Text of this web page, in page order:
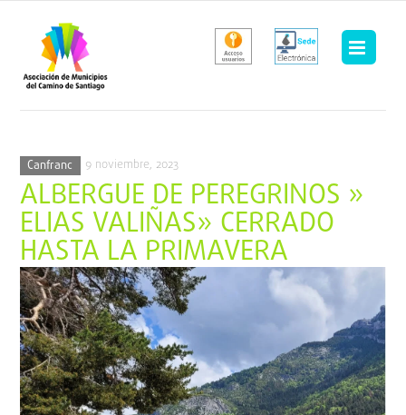
contenido
Canfranc 9 noviembre, 2023
ALBERGUE DE PEREGRINOS »
ELIAS VALIÑAS» CERRADO
HASTA LA PRIMAVERA